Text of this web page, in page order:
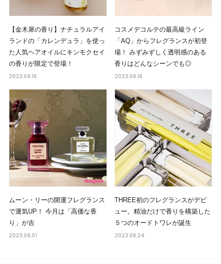
【金木犀の香り】ナチュラルアイ
ランドの「カレンデュラ」を使っ
た人気ヘアオイルにキンモクセイ
の香りが限定で登場！
2023.09.16
コスメデコルテの最高級ライン
「AQ」からフレグランスが初登
場！ みずみずしく透明感のある
香りはどんなシーンでも◎
2023.09.16
ムーン・リーの開運フレグランス
で運気UP！ 今月は「高価な香
り」が吉
2023.09.01
THREE初のフレグランスがデビ
ュー。精油だけで香りを構築した
５つのオードトワレが誕生
2023.08.24